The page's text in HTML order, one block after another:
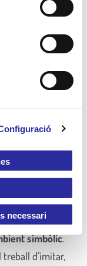
necessari
de dos a
simbòlic.
d’imitar,